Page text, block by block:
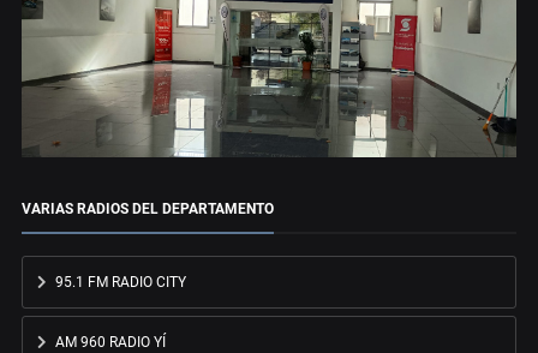
VARIAS RADIOS DEL DEPARTAMENTO
95.1 FM RADIO CITY
AM 960 RADIO YÍ